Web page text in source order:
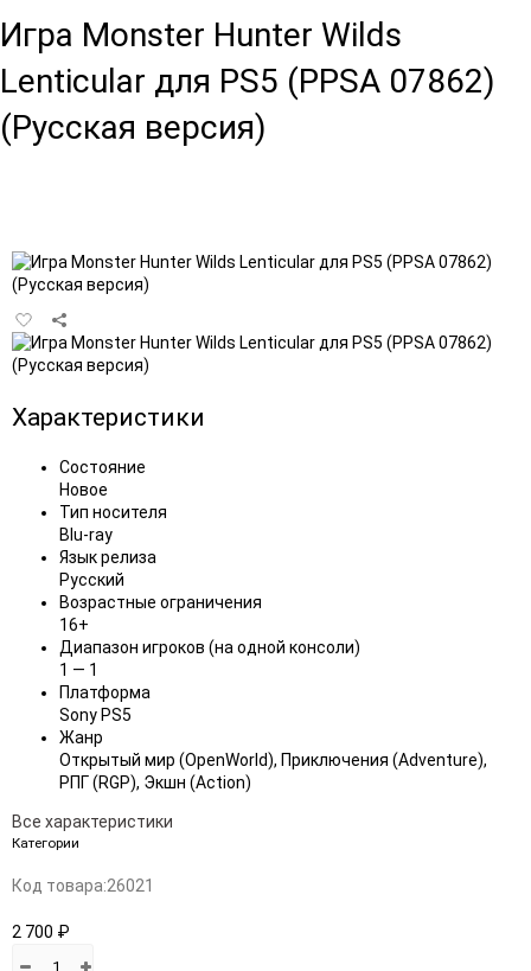
Игра Monster Hunter Wilds
Lenticular для PS5 (PPSA 07862)
(Русская версия)
Добавить
в
избранное
Характеристики
Состояние
Новое
Тип носителя
Blu-ray
Язык релиза
Русский
Возрастные ограничения
16+
Диапазон игроков (на одной консоли)
1 — 1
Платформа
Sony PS5
Жанр
Открытый мир (OpenWorld), Приключения (Adventure),
РПГ (RGP), Экшн (Action)
Все характеристики
Категории
Код товара:26021
2 700 ₽